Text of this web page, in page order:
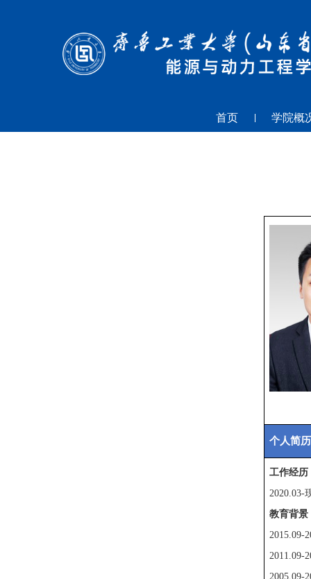
首页 学院概
个人简历
工作经历
2020.03-
教育背景
2015.09-
2011.09-
2005.09-